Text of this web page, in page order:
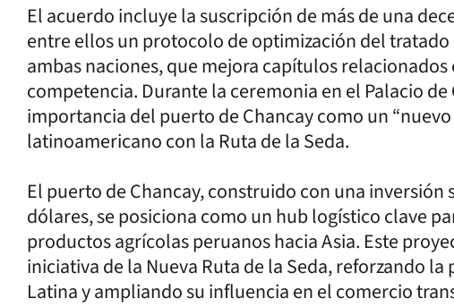
El acuerdo incluye la suscripción de más de una
entre ellos un protocolo de optimización del
ambas naciones, que mejora capítulos
competencia. Durante la ceremonia en el Palacio
importancia del puerto de Chancay como un
latinoamericano con la Ruta de la Seda.
El puerto de Chancay, construido con una
dólares, se posiciona como un hub logístico clave
productos agrícolas peruanos hacia Asia. Este
iniciativa de la Nueva Ruta de la Seda, reforzando
Latina y ampliando su influencia en el comercio